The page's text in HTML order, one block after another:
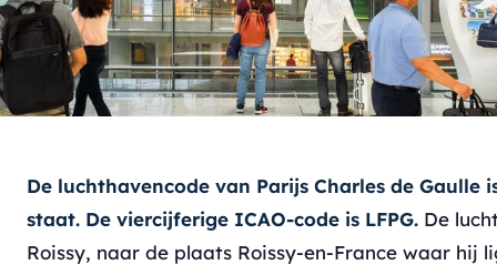
De luchthavencode van Parijs Charles de Gaulle
staat. De viercijferige ICAO-code is LFPG. De
Roissy, naar de plaats Roissy-en-France waar hij